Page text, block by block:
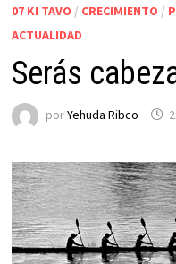
07 KI TAVO / CRECIMIENTO /
ACTUALIDAD
Serás
porYehuda Ribco